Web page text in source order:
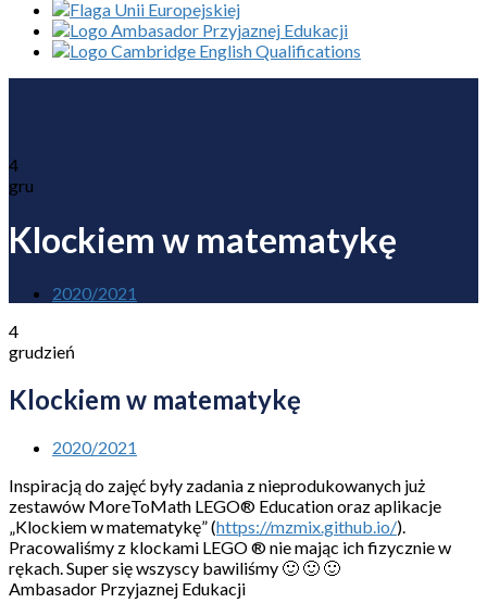
4
gru
Klockiem w matematykę
2020/2021
4
grudzień
Klockiem w matematykę
2020/2021
Inspiracją do zajęć były zadania z nieprodukowanych już
zestawów MoreToMath LEGO® Education oraz aplikacje
„Klockiem w matematykę” (https://mzmix.github.io/).
Pracowaliśmy z klockami LEGO ® nie mając ich fizycznie w
rękach. Super się wszyscy bawiliśmy 🙂 🙂 🙂
Ambasador Przyjaznej Edukacji